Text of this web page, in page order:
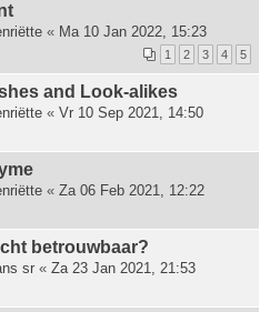
« Ma 10 Jan 2022, 15:23
1 2 3 4 5
and Look-alikes
« Vr 10 Sep 2021, 14:50
« Za 06 Feb 2021, 12:22
betrouwbaar?
sr « Za 23 Jan 2021, 21:53